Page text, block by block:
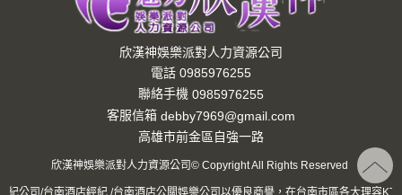
欣漢神娛樂派對人力資源公司
電話 0985976255
聯絡手機 0985976255
客服信箱 debby7969@gmail.com
高雄市前金區自強一路
欣漢神娛樂派對人力資源公司© Copyright All Rights Reserved